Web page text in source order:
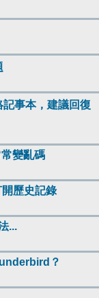
事本，建議回復
變亂碼
歷史記錄
...
？